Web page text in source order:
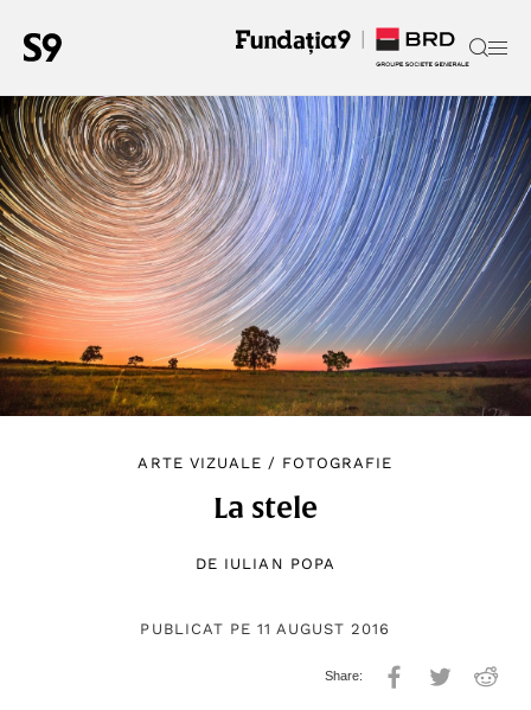
ARTE VIZUALE / FOTOGRAFIE
La stele
DE IULIAN POPA
PUBLICAT PE 11 AUGUST 2016